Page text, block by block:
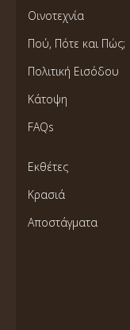
Οινοτεχνία
Πού, Πότε και Πώς;
Πολιτική Εισόδου
Κάτοψη
FAQs
Εκθέτες
Κρασιά
Αποστάγματα